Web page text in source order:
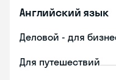
Английский язык
Деловой - для
Для путешествий